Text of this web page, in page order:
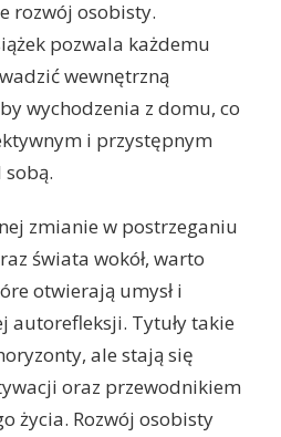
rozwój osobisty.
pozwala każdemu
wewnętrzną
wychodzenia z domu, co
i przystępnym
zmianie w postrzeganiu
świata wokół, warto
otwierają umysł i
autorefleksji. Tytuły takie
ale stają się
oraz przewodnikiem
życia. Rozwój osobisty